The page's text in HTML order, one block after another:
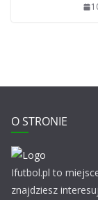
O STRONIE
Ifutbol.pl to
znajdziesz